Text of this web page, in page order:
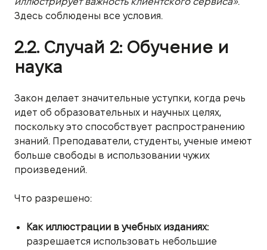
Здесь соблюдены все условия.
2.2. Случай 2: Обучение и
наука
Закон делает значительные уступки, когда речь
идет об образовательных и научных целях,
поскольку это способствует распространению
знаний. Преподаватели, студенты, ученые имеют
больше свободы в использовании чужих
произведений.
Что разрешено:
Как иллюстрации в учебных изданиях:
разрешается использовать небольшие